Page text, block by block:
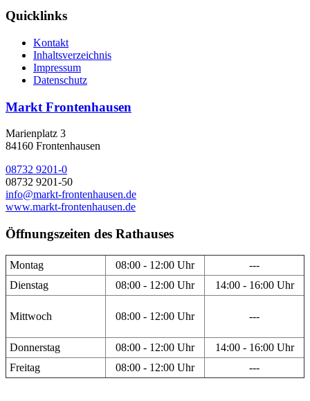
Quicklinks
Kontakt
Inhaltsverzeichnis
Impressum
Datenschutz
Markt Frontenhausen
Marienplatz 3
84160 Frontenhausen
08732 9201-0
08732 9201-50
info@markt-frontenhausen.de
www.markt-frontenhausen.de
Öffnungszeiten des Rathauses
Montag 08:00 - 12:00 Uhr
---
Dienstag
08:00 - 12:00 Uhr 14:00 - 16:00 Uhr
Mittwoch 08:00 - 12:00 Uhr ---
Donnerstag 08:00 - 12:00 Uhr
14:00 - 16:00 Uhr
Freitag
08:00 - 12:00 Uhr ---